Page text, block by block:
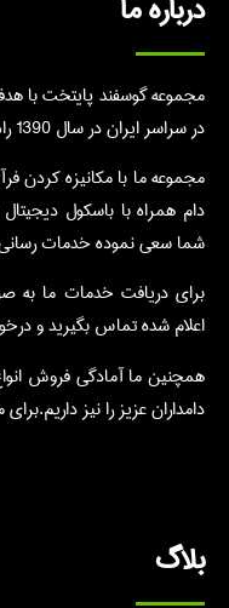
مجموعه گوسفند پایتخت با
در سراسر ایران در سال 1390 راه اندازی گردید.
مجموعه ما با مکانیزه کردن
دام همراه با باسکول
شما سعی نموده خدمات رسانی
اعلام شده تماس بگیرید و
همچنین ما آمادگی فروش
دامداران عزیز را نیز
بلاگ